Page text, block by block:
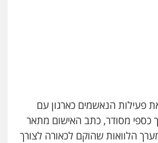
פעילות הנאשמים כארגון עם
כספי מסודר, כתב האישום מתאר
הלוואות שהוקם לכאורה לצורך